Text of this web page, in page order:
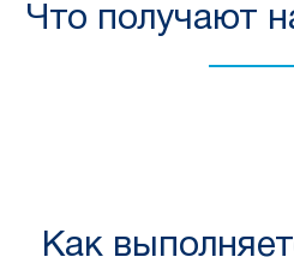
Что получают
Как